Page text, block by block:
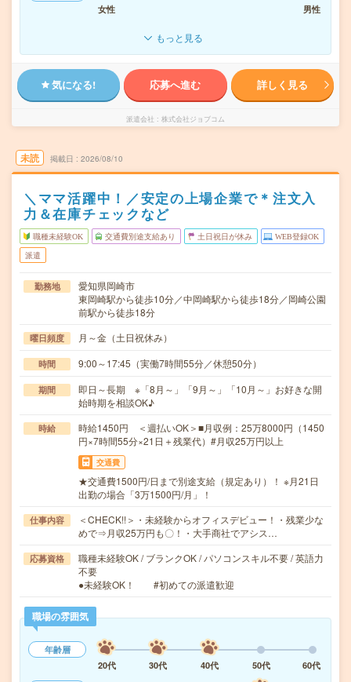
女性
男性
もっと見る
気になる! 応募へ進む 詳しく見る
派遣会社 株式会社ジョブコム
未読 掲載日 2026/08/10
＼ママ活躍中！／安定の上場企業で＊注文入
力＆在庫チェックなど
職種未経験OK 交通費別途支給あり 土日祝日が休み WEB登録OK
派遣
勤務地
愛知県岡崎市
東岡崎駅から徒歩10分／中岡崎駅から徒歩18分／岡崎公園
前駅から徒歩18分
曜日頻度 月～金（土日祝休み）
時間 9:00～17:45（実働7時間55分／休憩50分）
期間
即日～長期 ※「8月～」「9月～」「10月～」お好きな開
始時期を相談OK♪
時給
時給1450円 ＜週払いOK＞■月収例：25万8000円（1450
円×7時間55分×21日＋残業代）#月収25万円以上
交通費
★交通費1500円/日まで別途支給（規定あり）！ ※月21日
出勤の場合「3万1500円/月」！
仕事内容
＜CHECK!!＞・未経験からオフィスデビュー！・残業少な
めで⇒月収25万円も〇！・大手商社でアシス…
応募資格
職種未経験OK / ブランクOK / パソコンスキル不要 / 英語力
不要
●未経験OK！ #初めての派遣歓迎
職場の雰囲気
年齢層
20代
30代 40代 50代 60代